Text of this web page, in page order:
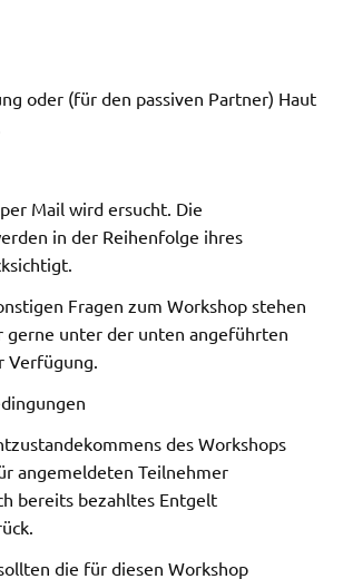
oder (für den passiven Partner) Haut
Mail wird ersucht. Die
in der Reihenfolge ihres
Fragen zum Workshop stehen
gerne unter der unten angeführten
Verfügung.
des Workshops
angemeldeten Teilnehmer
bereits bezahltes Entgelt
die für diesen Workshop